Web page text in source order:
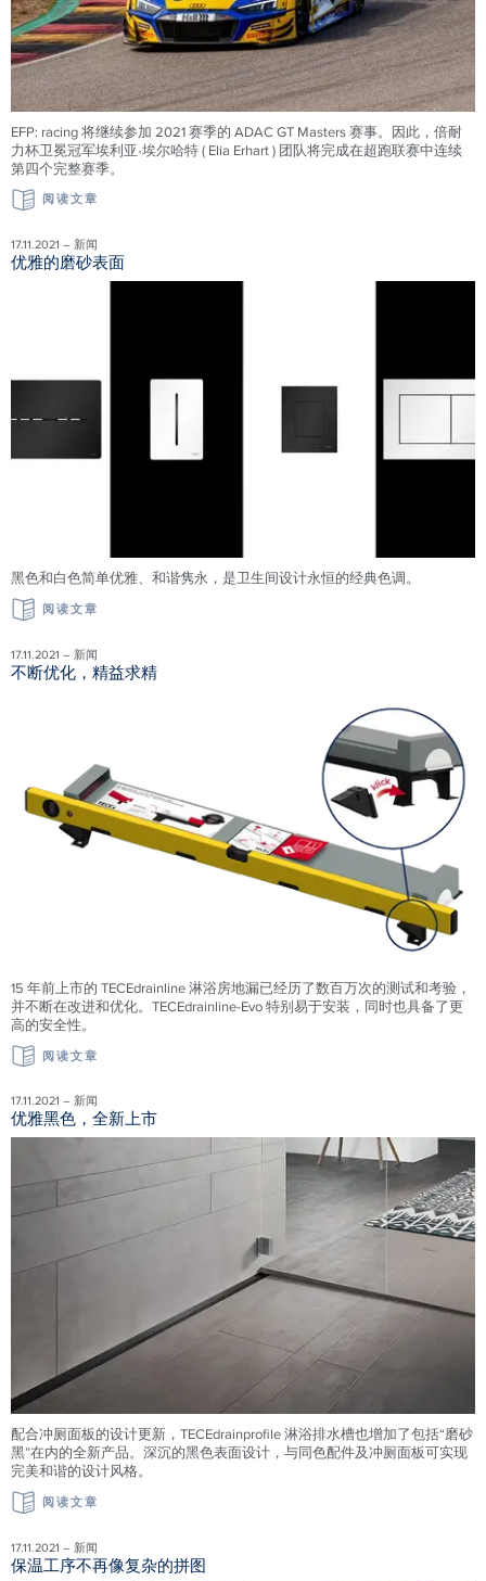
EFP: racing 将继续参加 2021 赛季的 ADAC GT Masters 赛事。因此，倍耐
力杯卫冕冠军埃利亚·埃尔哈特 ( Elia Erhart ) 团队将完成在超跑联赛中连续
第四个完整赛季。
阅读文章
17.11.2021 – 新闻
优雅的磨砂表面
黑色和白色简单优雅、和谐隽永，是卫生间设计永恒的经典色调。
阅读文章
17.11.2021 – 新闻
不断优化，精益求精
15 年前上市的 TECEdrainline 淋浴房地漏已经历了数百万次的测试和考验，
并不断在改进和优化。TECEdrainline-Evo 特别易于安装，同时也具备了更
高的安全性。
阅读文章
17.11.2021 – 新闻
优雅黑色，全新上市
配合冲厕面板的设计更新，TECEdrainprofile 淋浴排水槽也增加了包括“磨砂
黑”在内的全新产品。深沉的黑色表面设计，与同色配件及冲厕面板可实现
完美和谐的设计风格。
阅读文章
17.11.2021 – 新闻
保温工序不再像复杂的拼图